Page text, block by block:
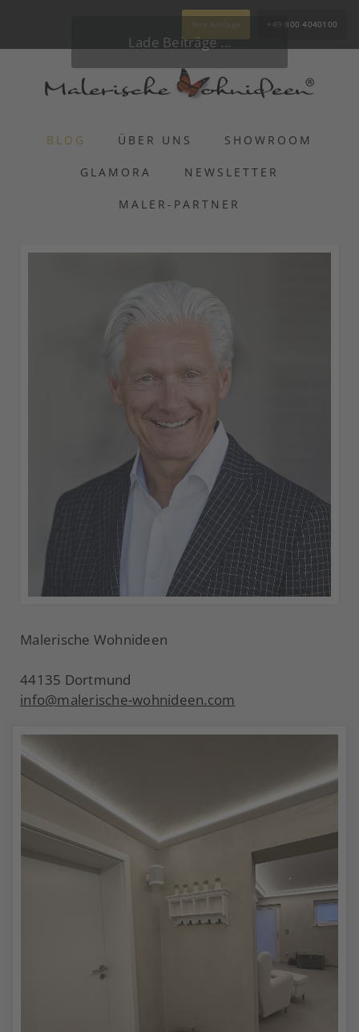
Ihre Anfrage +49 800 4040100
BLOG ÜBER UNS SHOWROOM
GLAMORA NEWSLETTER
MALER-PARTNER
Malerische Wohnideen
44135 Dortmund
info@malerische-wohnideen.com
Lade Beiträge ...